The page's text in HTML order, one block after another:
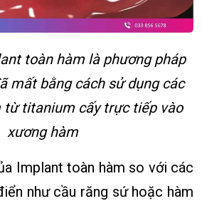
toàn hàm là phương pháp
mất bằng cách sử dụng các
titanium cấy trực tiếp vào
xương hàm
Implant toàn hàm so với các
như cầu răng sứ hoặc hàm